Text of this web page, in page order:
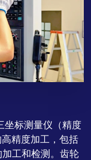
坐标测量仪（精度
精度加工，包括
工和检测。齿轮